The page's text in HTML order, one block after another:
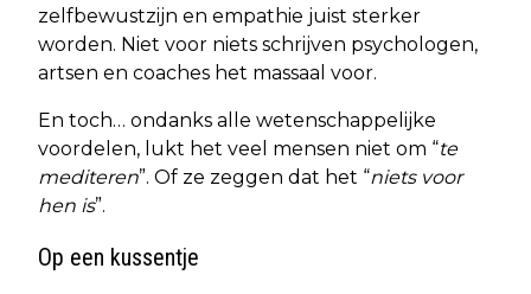
zelfbewustzijn en empathie juist sterker
worden. Niet voor niets schrijven psychologen,
artsen en coaches het massaal voor.
En toch… ondanks alle wetenschappelijke
voordelen, lukt het veel mensen niet om “te
mediteren”. Of ze zeggen dat het “niets voor
hen is”.
Op een kussentje